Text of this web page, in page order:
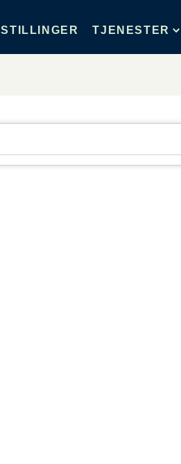
STILLINGER TJENESTER